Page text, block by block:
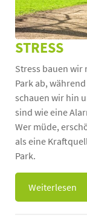
STRESS
Stress bauen
Park ab,
schauen wir hin
sind wie eine
Wer müde,
als eine
Park.
Weiterlesen